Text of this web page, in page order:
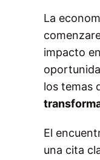
La
impacto
los temas
El
una cita